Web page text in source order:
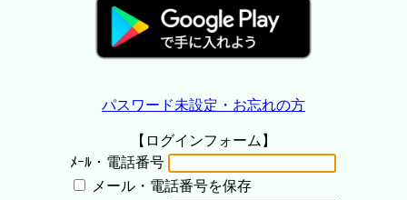
パスワード未設定・お忘れの方
【ログインフォーム】
ﾒｰﾙ・電話番号
メール・電話番号を保存